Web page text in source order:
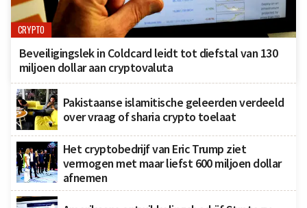
CRYPTO
Beveiligingslek in Coldcard leidt tot diefstal van 130
miljoen dollar aan cryptovaluta
Pakistaanse islamitische geleerden verdeeld
over vraag of sharia crypto toelaat
Het cryptobedrijf van Eric Trump ziet
vermogen met maar liefst 600 miljoen dollar
afnemen